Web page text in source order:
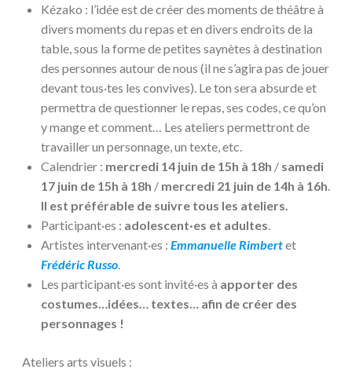
Kézako : l’idée est de créer des moments de théâtre à
divers moments du repas et en divers endroits de la
table, sous la forme de petites saynètes à destination
des personnes autour de nous (il ne s’agira pas de jouer
devant tous·tes les convives). Le ton sera absurde et
permettra de questionner le repas, ses codes, ce qu’on
y mange et comment… Les ateliers permettront de
travailler un personnage, un texte, etc.
Calendrier : mercredi 14 juin de 15h à 18h / samedi
17 juin de 15h à 18h / mercredi 21 juin de 14h à 16h
Il est préférable de suivre tous les ateliers.
Participant·es : adolescent·es et adultes
Artistes intervenant·es : Emmanuelle Rimbertet
Frédéric Russo
Les participant·es sont invité·es à apporter des
costumes…idées… textes… afin de créer des
personnages !
Ateliers arts visuels :